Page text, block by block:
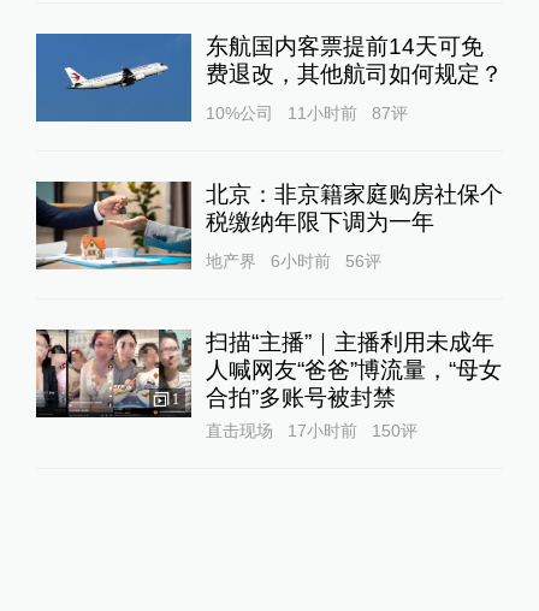
东航国内客票提前14天可免
费退改，其他航司如何规定？
10%公司 11小时前 87评
北京：非京籍家庭购房社保个
税缴纳年限下调为一年
地产界 6小时前 56评
1
扫描“主播”｜主播利用未成年
人喊网友“爸爸”博流量，“母女
合拍”多账号被封禁
直击现场 17小时前 150评